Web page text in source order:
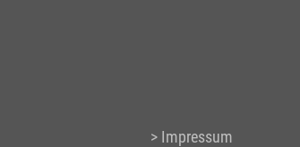
Impressum